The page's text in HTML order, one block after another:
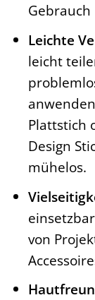
Leichte
leicht
Plattstich
Design
mühelos.
von